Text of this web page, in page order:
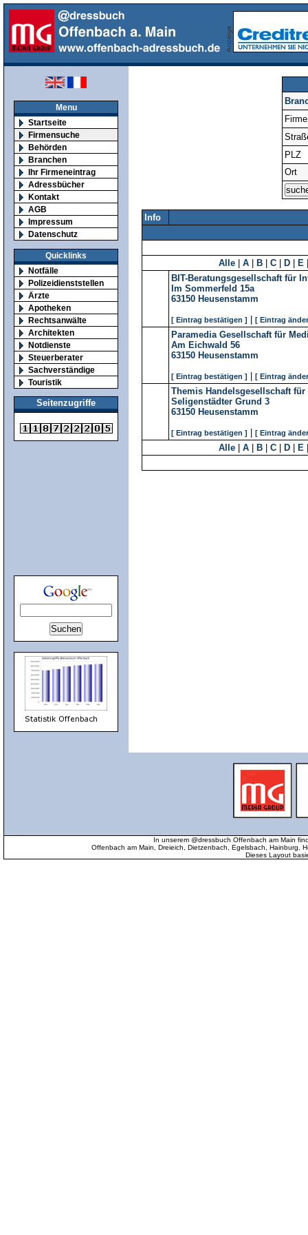
Menu
Startseite
Firmensuche
Behörden
Branchen
Ihr Firmeneintrag
Adressbücher
Kontakt
AGB
Impressum
Datenschutz
Quicklinks
Notfälle
Polizeidienststellen
Ärzte
Apotheken
Rechtsanwälte
Architekten
Notdienste
Steuerberater
Sachverständige
Touristik
Seitenzugriffe
PLZ
Ort
Info
Alle A B C D E
BIT-Beratungsgesellschaft für
Im Sommerfeld 15a
63150 Heusenstamm
[ Eintrag bestätigen ] [ Eintrag
Paramedia Gesellschaft für
Am Eichwald 56
63150 Heusenstamm
[ Eintrag bestätigen ] [ Eintrag
Themis Handelsgesellschaft
Seligenstädter Grund 3
63150 Heusenstamm
[ Eintrag bestätigen ] [ Eintrag
Alle A B C D E
In unserem @dressbuch Offenbach am Main
Offenbach am Main, Dreieich, Dietzenbach, Egelsbach, Hainburg,
Dieses Layout